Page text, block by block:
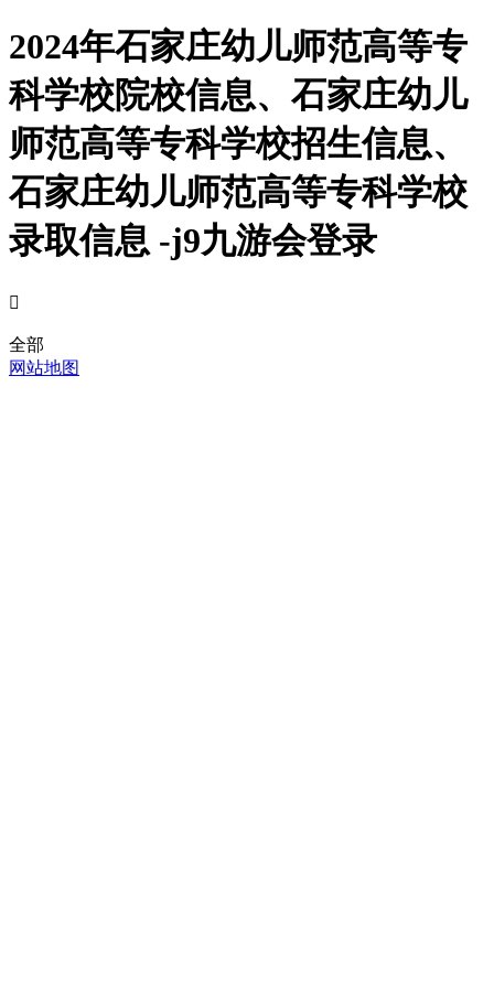
2024年石家庄幼儿师范高等专
科学校院校信息、石家庄幼儿
师范高等专科学校招生信息、
石家庄幼儿师范高等专科学校
录取信息 -j9九游会登录

全部
网站地图